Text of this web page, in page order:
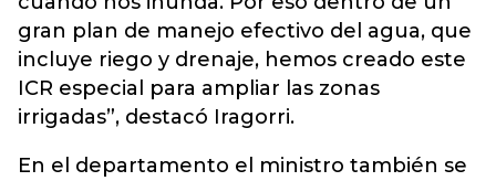
gran plan de manejo efectivo del agua, que
incluye riego y drenaje, hemos creado este
ICR especial para ampliar las zonas
irrigadas”, destacó Iragorri.
En el departamento el ministro también se